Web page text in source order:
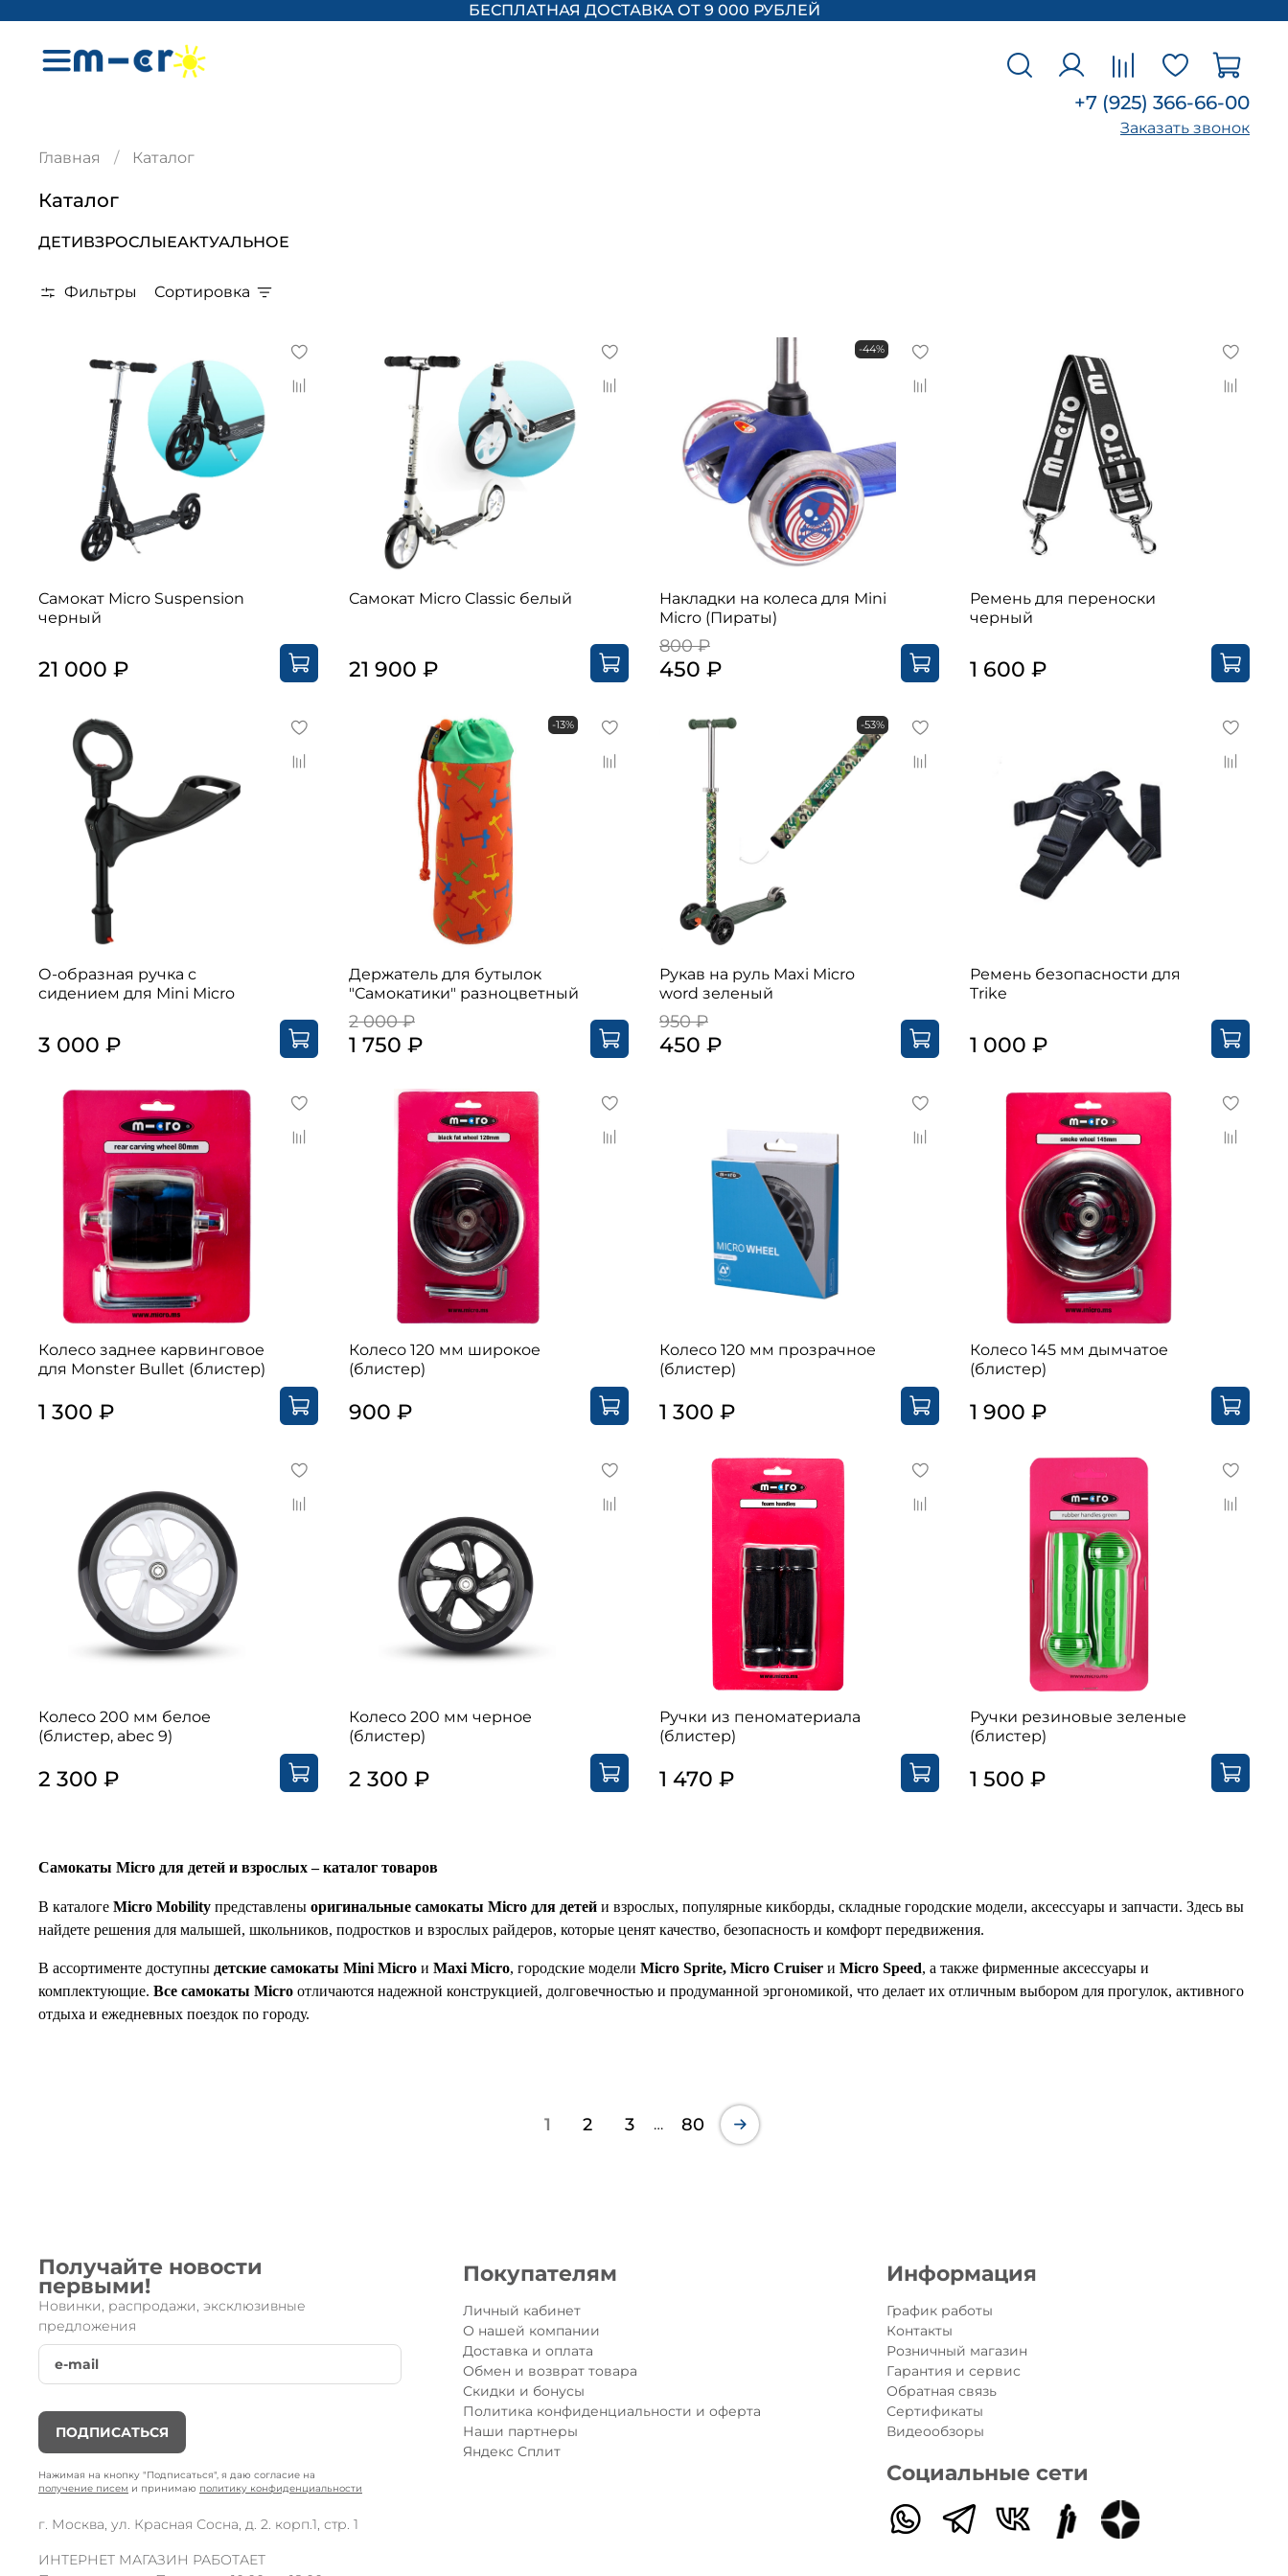
БЕСПЛАТНАЯ ДОСТАВКА ОТ 9 000 РУБЛЕЙ
+7 (925) 366-66-00
Заказать звонок
Главная
Каталог
Каталог
ДЕТИВЗРОСЛЫЕАКТУАЛЬНОЕ
Фильтры Сортировка
Самокат Micro Suspension
черный
21 000 ₽
Самокат Micro Classic белый
21 900 ₽
-44%
Накладки на колеса для Mini
Micro (Пираты)
800 ₽
450 ₽
Ремень для переноски
черный
1 600 ₽
О-образная ручка с
сидением для Mini Micro
3 000 ₽
-13%
Держатель для бутылок
"Самокатики" разноцветный
2 000 ₽
1 750 ₽
-53%
Рукав на руль Maxi Micro
word зеленый
950 ₽
450 ₽
Ремень безопасности для
Trike
1 000 ₽
Колесо заднее карвинговое
для Monster Bullet (блистер)
1 300 ₽
Колесо 120 мм широкое
(блистер)
900 ₽
Колесо 120 мм прозрачное
(блистер)
1 300 ₽
Колесо 145 мм дымчатое
(блистер)
1 900 ₽
Колесо 200 мм белое
(блистер, abec 9)
2 300 ₽
Колесо 200 мм черное
(блистер)
2 300 ₽
Ручки из пеноматериала
(блистер)
1 470 ₽
Ручки резиновые зеленые
(блистер)
1 500 ₽
Самокаты Micro для детей и взрослых – каталог товаров
В каталоге Micro Mobility представлены оригинальные самокаты Micro для детей и взрослых, популярные кикборды, складные городские модели, аксессуары и запчасти. Здесь вы
найдете решения для малышей, школьников, подростков и взрослых райдеров, которые ценят качество, безопасность и комфорт передвижения.
В ассортименте доступны детские самокаты Mini Micro и Maxi Micro, городские модели Micro Sprite, Micro Cruiser и Micro Speed, а также фирменные аксессуары и
комплектующие. Все самокаты Micro отличаются надежной конструкцией, долговечностью и продуманной эргономикой, что делает их отличным выбором для прогулок, активного
отдыха и ежедневных поездок по городу.
1 2 3 … 80
Получайте новости
первыми!
Новинки, распродажи, эксклюзивные
предложения
ПОДПИСАТЬСЯ
Нажимая на кнопку "Подписаться", я даю согласие на
получение писем и принимаю политику конфиденциальности
г. Москва, ул. Красная Сосна, д. 2. корп.1, стр. 1
ИНТЕРНЕТ МАГАЗИН РАБОТАЕТ
Покупателям
Личный кабинет
О нашей компании
Доставка и оплата
Обмен и возврат товара
Скидки и бонусы
Политика конфиденциальности и оферта
Наши партнеры
Яндекс Сплит
Информация
График работы
Контакты
Розничный магазин
Гарантия и сервис
Обратная связь
Сертификаты
Видеообзоры
Социальные сети